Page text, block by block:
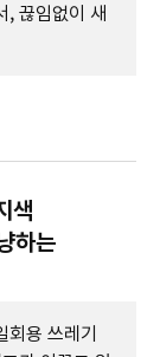
, 끊임없이 새
색
하는
용 쓰레기